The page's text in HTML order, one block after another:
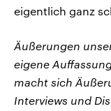
eigentlich ganz
Äußerungen
eigene
macht sich
Interviews und